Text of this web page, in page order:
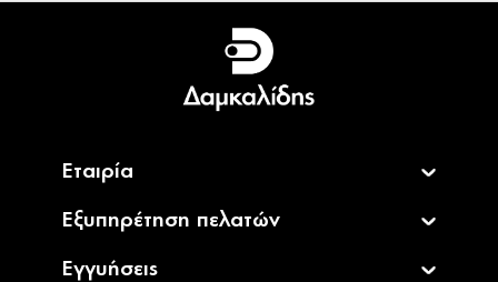
Ελληνικά
English
Εταιρία
Εξυπηρέτηση πελατών
Εγγυήσεις